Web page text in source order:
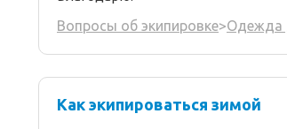
Вопросы об экипировке>Одежда
Как экипироваться зимой